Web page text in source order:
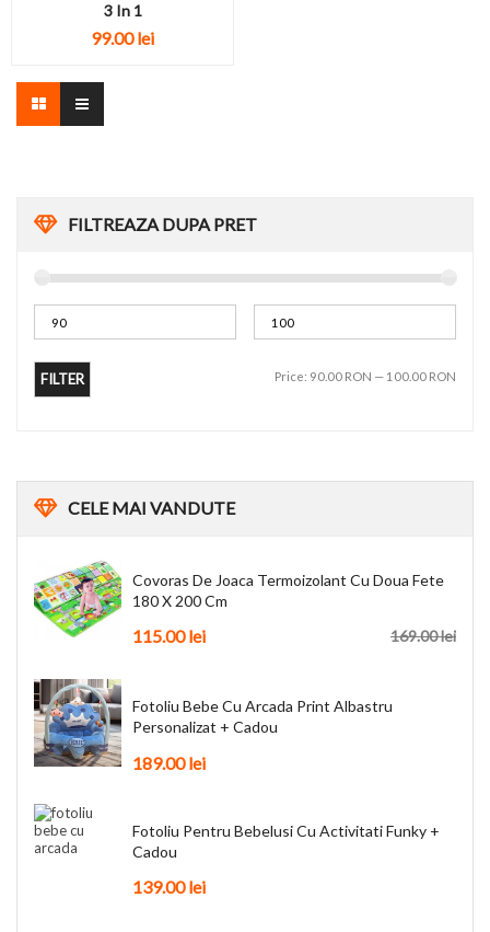
FILTREAZA DUPA PRET
FILTER Price: 90.00 RON — 100.00 RON
CELEMAI VANDUTE
Covoras De Joaca Termoizolant Cu Doua Fete
180 X 200 Cm
169.00 lei
115.00 lei
Fotoliu Bebe Cu Arcada Print Albastru
Personalizat + Cadou
189.00 lei
Fotoliu Pentru Bebelusi Cu Activitati Funky +
Cadou
139.00 lei
3 In 1
99.00 lei